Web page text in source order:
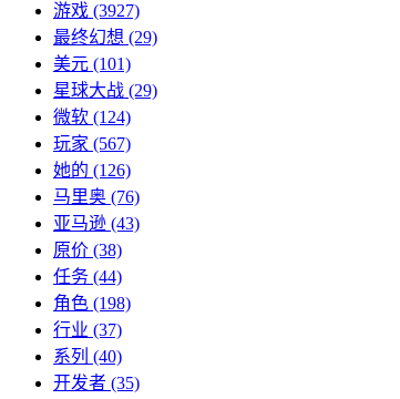
游戏 (3927)
最终幻想 (29)
美元 (101)
星球大战 (29)
微软 (124)
玩家 (567)
她的 (126)
马里奥 (76)
亚马逊 (43)
原价 (38)
任务 (44)
角色 (198)
行业 (37)
系列 (40)
开发者 (35)